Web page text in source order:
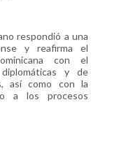
respondió a una
y reafirma el
con el
y de
así como con la
a los procesos